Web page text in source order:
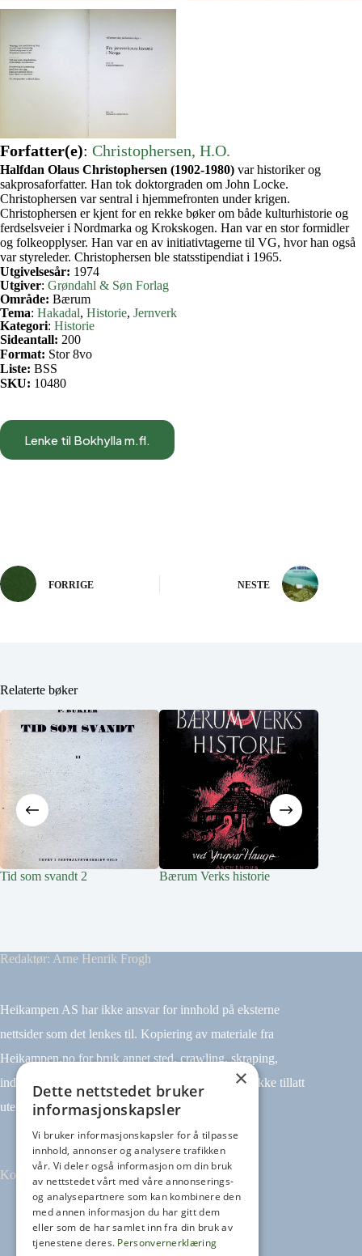
Forfatter(e): Christophersen, H.O.
Halfdan Olaus Christophersen (1902-1980) var historiker og
sakprosaforfatter. Han tok doktorgraden om John Locke.
Christophersen var sentral i hjemmefronten under krigen.
Christophersen er kjent for en rekke bøker om både kulturhistorie og
ferdselsveier i Nordmarka og Krokskogen. Han var en stor formidler
og folkeopplyser. Han var en av initiativtagerne til VG, hvor han også
var styreleder. Christophersen ble statsstipendiat i 1965.
Utgivelsesår: 1974
Utgiver: Grøndahl & Søn Forlag
Område: Bærum
Tema: Hakadal, Historie, Jernverk
Kategori: Historie
Sideantall: 200
Format: Stor 8vo
Liste: BSS
SKU: 10480
Lenke til Bokhylla m.fl.
FORRIGE NESTE
Relaterte bøker
Tid som svandt 2 Bærum Verks historie
Redaktør: Arne Henrik Frogh
Heikampen AS har ikke ansvar for innhold på eksterne
nettsider som det lenkes til. Kopiering av materiale fra
Heikampen.no for bruk annet sted, crawling, skraping,
indeksering (for eksempel tekst og datamining) er ikke tillatt
uten avtale.
Kontakt
Tilbakemeldinger
kontakt@heikampen.no
×
Dette nettstedet bruker
informasjonskapsler
Vi bruker informasjonskapsler for å tilpasse
innhold, annonser og analysere trafikken
vår. Vi deler også informasjon om din bruk
av nettstedet vårt med våre annonserings-
og analysepartnere som kan kombinere den
med annen informasjon du har gitt dem
eller som de har samlet inn fra din bruk av
tjenestene deres. Personvernerklæring